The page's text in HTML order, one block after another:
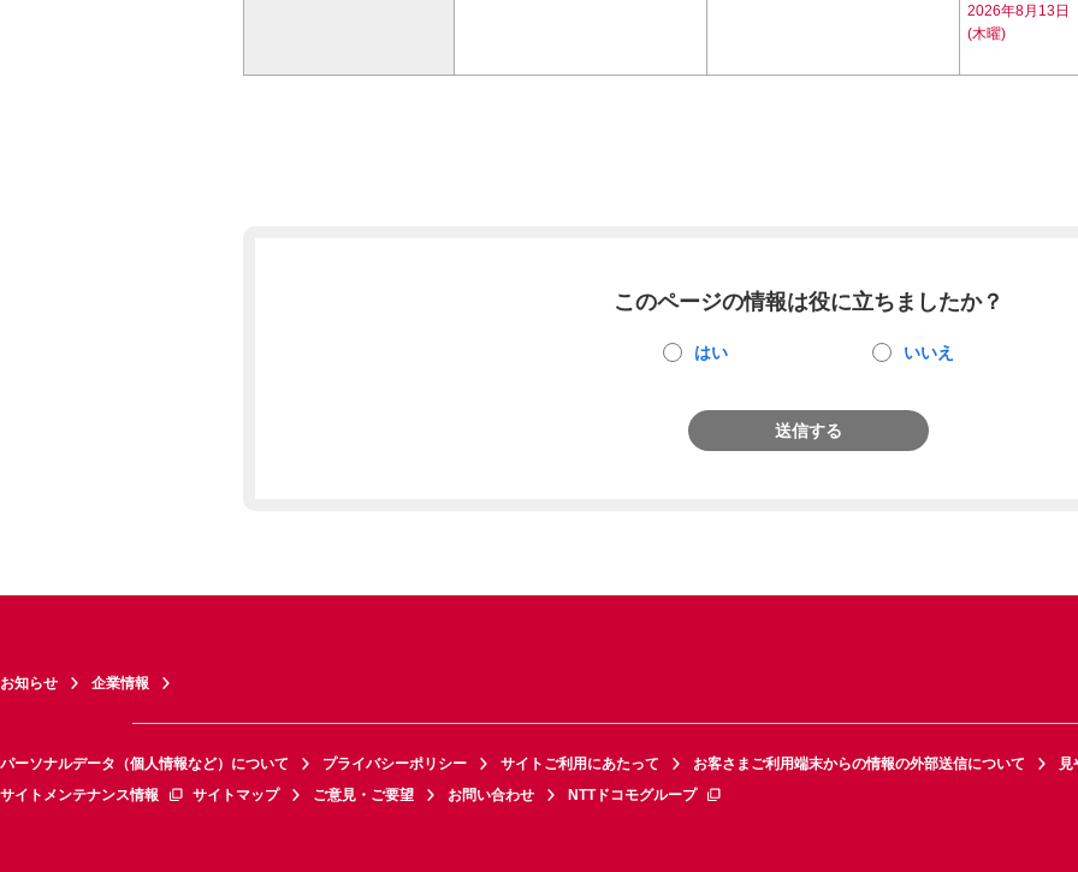
2026年8月13日
(木曜)
このページの情報は役に立ちましたか？
はい いいえ
送信する
お知らせ 企業情報
パーソナルデータ（個人情報など）について プライバシーポリシー サイトご利用にあたって お客さまご利用端末からの情報の外部送信について
見
サイトメンテナンス情報
サイトマップ ご意見・ご要望 お問い合わせ NTTドコモグループ